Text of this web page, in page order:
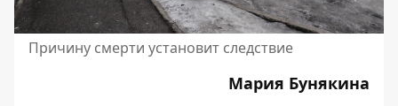
Причину смерти установит следствие
Мария Бунякина